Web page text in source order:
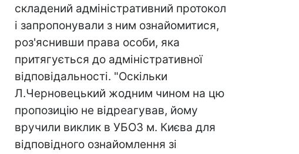
складений адміністративний протокол
і запропонували з ним ознайомитися,
роз'яснивши права особи, яка
притягується до адміністративної
відповідальності. "Оскільки
Л.Черновецький жодним чином на цю
пропозицію не відреагував, йому
вручили виклик в УБОЗ м. Києва для
відповідного ознайомлення зі